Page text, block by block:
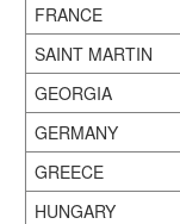
FRANCE
SAINT MARTIN
GEORGIA
GERMANY
GREECE
HUNGARY